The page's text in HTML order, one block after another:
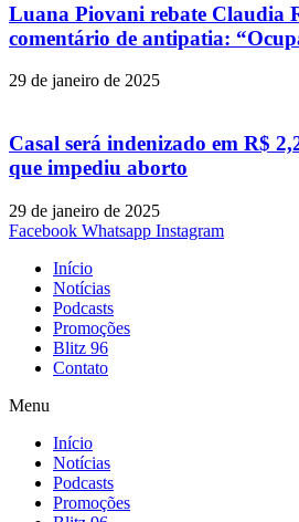
Luana Piovani rebate Claudia
comentário de antipatia:
29 de janeiro de 2025
Casal será indenizado em R$
que impediu aborto
29 de janeiro de 2025
Facebook Whatsapp Instagram
Início
Notícias
Podcasts
Promoções
Blitz 96
Contato
Menu
Início
Notícias
Podcasts
Promoções